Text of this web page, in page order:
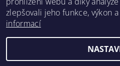
2026 ©Klimafil,
zlepšovali jeho funkce, výkon
informací